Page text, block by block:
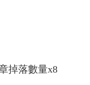
掉落數量x8